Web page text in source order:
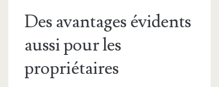
Des avantages évidents
aussi pour les
propriétaires